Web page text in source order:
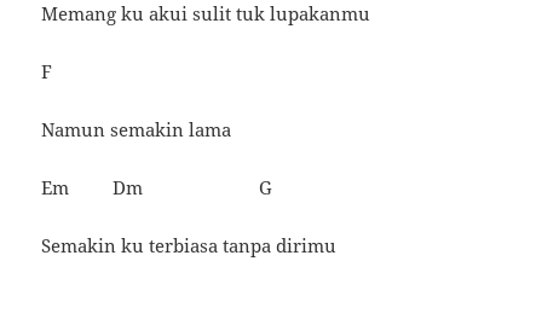
Memang ku akui sulit tuk lupakanmu
F
Namun semakin lama
Em Dm G
Semakin ku terbiasa tanpa dirimu